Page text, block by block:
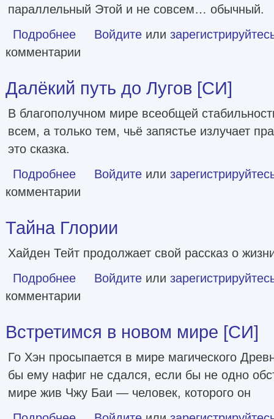
параллельный Этой и не совсем… обычный.
Подробнее о Как Иван Кощея полюбил и что из этого вышло [СИ]
Войдите или
комментарии
Далёкий путь до Лугов [СИ]
В благополучном мире всеобщей
всем, а только тем, чьё запястье излучает
это сказка.
Подробнее о Далёкий путь до Лугов [СИ]
Войдите или
комментарии
Тайна Глории
Хайден Тейт продолжает свой рассказ о
Подробнее о Тайна Глории
Войдите или
комментарии
Встретимся в новом мире [СИ]
Го Хэн просыпается в мире магического
бы ему нафиг не сдался, если бы не одно
мире жив Чжу Баи — человек, которого он
о Встретимся в новом мире [СИ]